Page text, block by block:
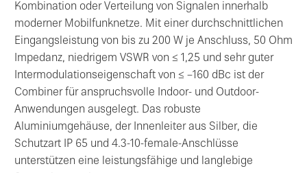
Kombination oder Verteilung von Signalen innerhalb
moderner Mobilfunknetze. Mit einer durchschnittlichen
Eingangsleistung von bis zu 200 W je Anschluss, 50 Ohm
Impedanz, niedrigem VSWR von ≤ 1,25 und sehr guter
Intermodulationseigenschaft von ≤ –160 dBc ist der
Combiner für anspruchsvolle Indoor- und Outdoor-
Anwendungen ausgelegt. Das robuste
Aluminiumgehäuse, der Innenleiter aus Silber, die
Schutzart IP 65 und 4.3-10-female-Anschlüsse
unterstützen eine leistungsfähige und langlebige